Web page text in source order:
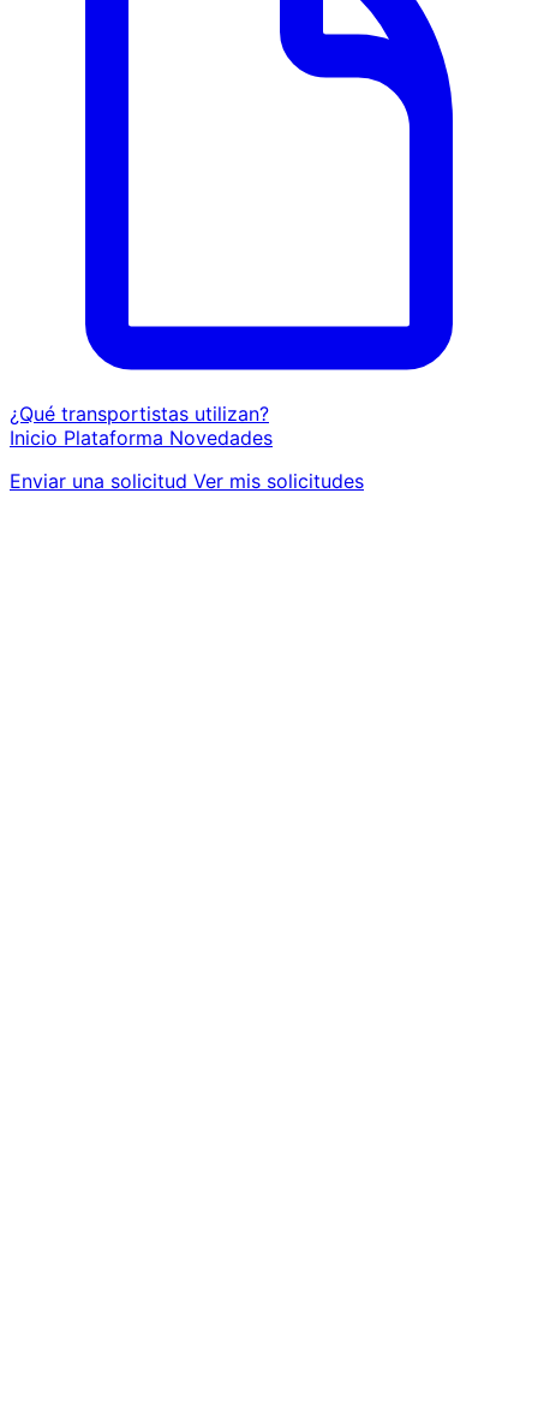
¿Qué transportistas utilizan?
Inicio Plataforma Novedades
Enviar una solicitud Ver mis solicitudes